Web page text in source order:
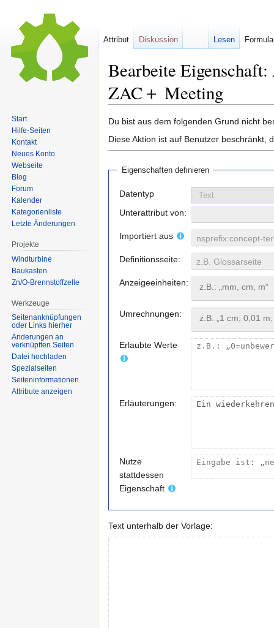
Bearbeite
ZAC＋ Meeting
Zur
Navigation
springen
Zur
Suche
springen
Du bist aus dem folgenden Grund nicht
Diese Aktion ist auf Benutzer beschränkt,
Eigenschaften definieren
Datentyp
Unterattribut von:
Importiert aus nsprefix:concept-
Definitionsseite: z.B. Glossarseite
Anzeigeeinheiten:
Umrechnungen:
Erlaubte Werte
Erläuterungen:
Nutze
stattdessen
Eigenschaft
Text unterhalb der Vorlage:
Attribut Diskussion Lesen
Start
Hilfe-Seiten
Kontakt
Neues Konto
Webseite
Blog
Forum
Kalender
Kategorienliste
Letzte Änderungen
Projekte
Windturbine
Baukasten
Zn/O-Brennstoffzelle
Werkzeuge
Seitenanknüpfungen
oder Links hierher
Änderungen an
verknüpften Seiten
Datei hochladen
Spezialseiten
Seiten­informationen
Attribute anzeigen